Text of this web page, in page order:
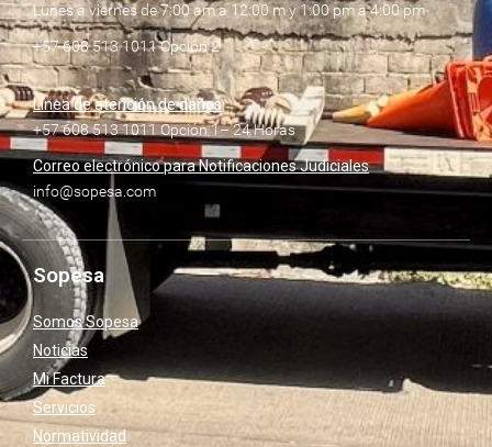
Lunes a viernes de 7:00 am a 12:00 m y 1:00 pm a 4:00 pm
+57 608 513 1011 Opción 2
Línea de atención de daños
+57 608 513 1011 Opción 1– 24 Horas
Correo electrónico para Notificaciones Judiciales
info@sopesa.com
Sopesa
Somos Sopesa
Noticias
Mi Factura
Servicios
Normatividad